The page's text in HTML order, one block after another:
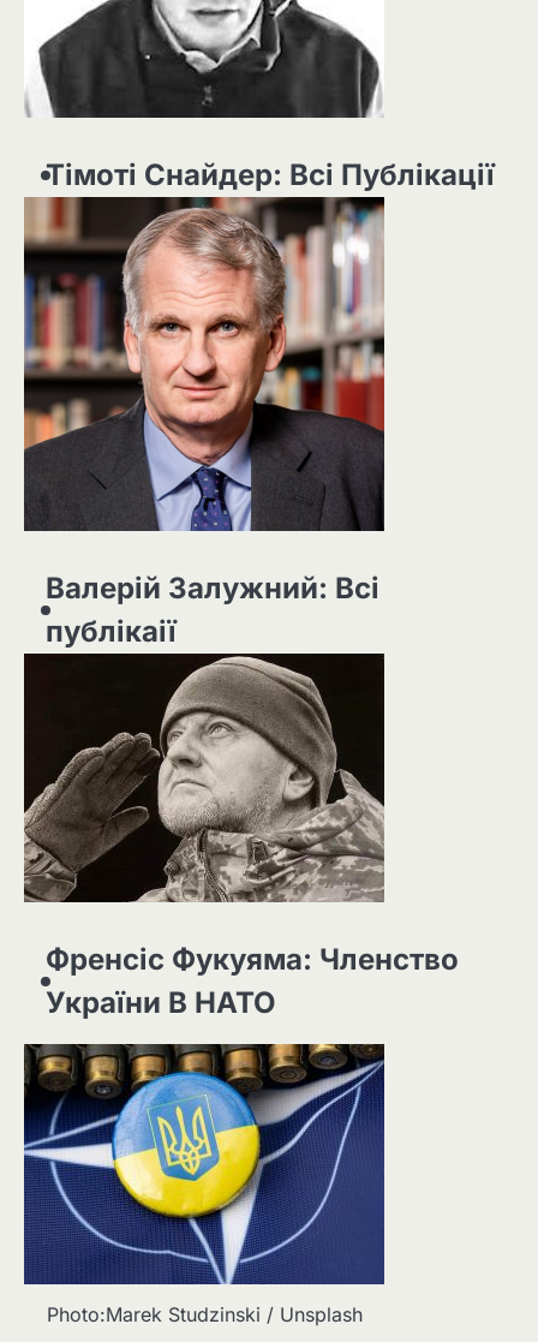
Тімоті Снайдер: Всі Публікації
Валерій Залужний: Всі
публікаії
Френсіс Фукуяма: Членство
України В НАТО
Photo:Marek Studzinski / Unsplash